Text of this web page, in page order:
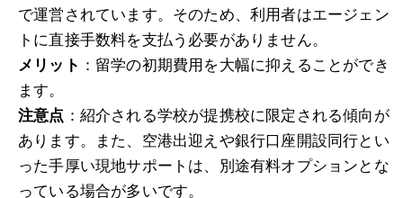
で運営されています。そのため、利用者はエージェン
トに直接手数料を支払う必要がありません。
メリット ：留学の初期費用を大幅に抑えることができ
ます。
注意点 ：紹介される学校が提携校に限定される傾向が
あります。また、空港出迎えや銀行口座開設同行とい
った手厚い現地サポートは、別途有料オプションとな
っている場合が多いです。